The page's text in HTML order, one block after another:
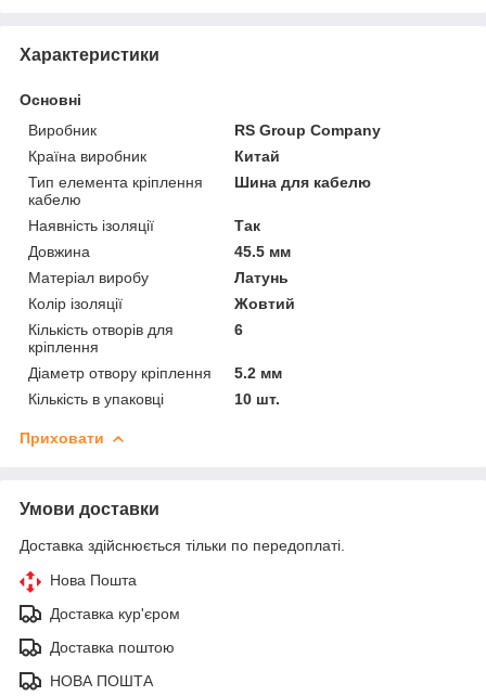
Характеристики
Основні
Виробник
RS Group Company
Країна виробник
Китай
Тип елемента кріплення
кабелю
Шина для кабелю
Наявність ізоляції
Так
Довжина
45.5 мм
Матеріал виробу
Латунь
Колір ізоляції
Жовтий
Кількість отворів для
кріплення
6
Діаметр отвору кріплення
5.2 мм
Кількість в упаковці
10 шт.
Приховати
Умови доставки
Доставка здійснюється тільки по передоплаті.
Нова Пошта
Доставка кур'єром
Доставка поштою
НОВА ПОШТА